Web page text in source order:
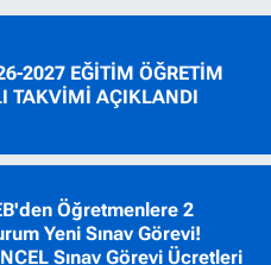
2027 EĞİTİM ÖĞRETİM
TAKVİMİ AÇIKLANDI
Öğretmenlere 2
Yeni Sınav Görevi!
Sınav Görevi Ücretleri